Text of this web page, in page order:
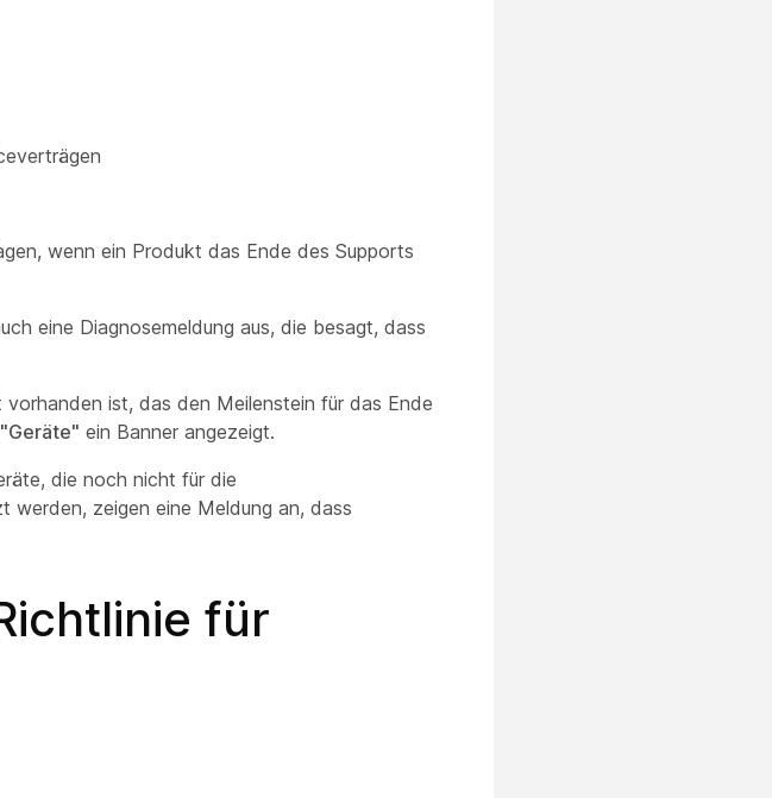
wenn ein Produkt das Ende des Supports
eine Diagnosemeldung aus, die besagt, dass
ist, das den Meilenstein für das Ende
ein Banner angezeigt.
die noch nicht für die
werden, zeigen eine Meldung an, dass
für